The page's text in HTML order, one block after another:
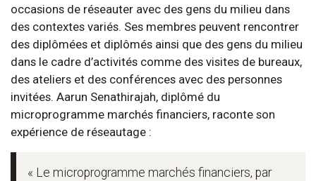
occasions de réseauter avec des gens du milieu dans
des contextes variés. Ses membres peuvent rencontrer
des diplômées et diplômés ainsi que des gens du milieu
dans le cadre d’activités comme des visites de bureaux,
des ateliers et des conférences avec des personnes
invitées. Aarun Senathirajah, diplômé du
microprogramme marchés financiers, raconte son
expérience de réseautage :
« Le microprogramme marchés financiers, par